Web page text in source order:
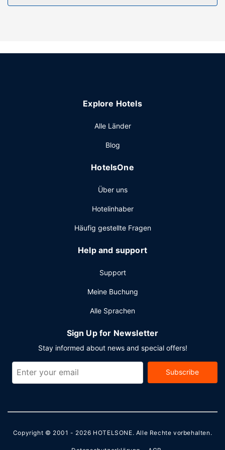
gehören zudem ein Hochzeitsservice, ein Kamin in der
06:30 Uhr bis 10:00 Uhr angeboten.
Businesscenter, eine rund um die Uhr besetzte Rezeption
Parkmöglichkeiten für LKW/Busse/Wohnmobile.
Explore Hotels
Alle Länder
Blog
HotelsOne
Über uns
Hotelinhaber
Häufig gestellte Fragen
Help and support
Support
Meine Buchung
Alle Sprachen
Sign Up for Newsletter
Stay informed about news and special offers!
Subscribe
Copyright © 2001 - 2026 HOTELSONE. Alle Rechte vorbehalten.